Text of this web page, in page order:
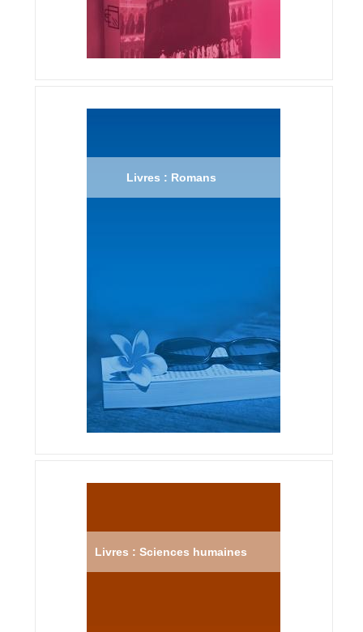
Livres : Romans
Livres : Sciences humaines